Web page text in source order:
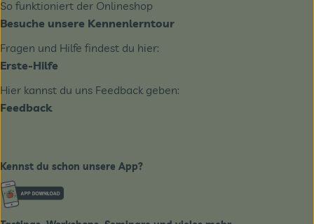
So funktioniert der Onlineshop
Besuche unsere Kennenlerntour
Fragen und Hilfe findest du hier:
Erste-Hilfe
Hier kannst du uns Feedback geben:
Feedback
Kennst du schon unsere App?
Externer Link zu https://www.biobote-